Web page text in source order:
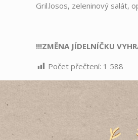
Gril.losos, zeleninový salát,
!!!ZMĚNA JÍDELNÍČKU
Počet přečtení: 1 588